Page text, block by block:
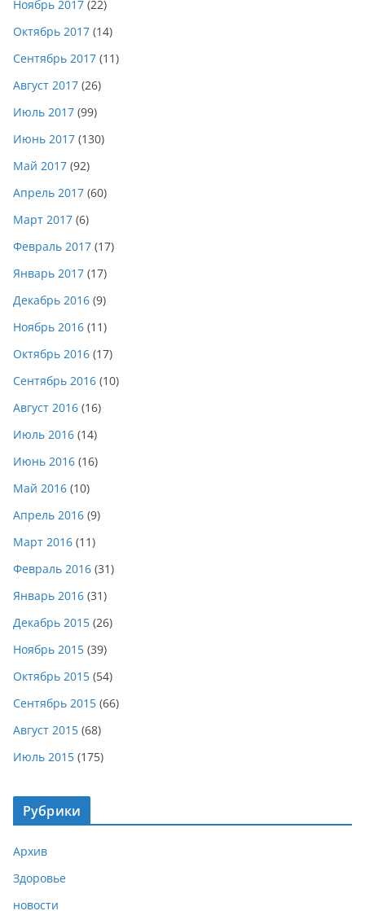
Ноябрь 2017 (22)
Октябрь 2017 (14)
Сентябрь 2017 (11)
Август 2017 (26)
Июль 2017 (99)
Июнь 2017 (130)
Май 2017 (92)
Апрель 2017 (60)
Март 2017 (6)
Февраль 2017 (17)
Январь 2017 (17)
Декабрь 2016 (9)
Ноябрь 2016 (11)
Октябрь 2016 (17)
Сентябрь 2016 (10)
Август 2016 (16)
Июль 2016 (14)
Июнь 2016 (16)
Май 2016 (10)
Апрель 2016 (9)
Март 2016 (11)
Февраль 2016 (31)
Январь 2016 (31)
Декабрь 2015 (26)
Ноябрь 2015 (39)
Октябрь 2015 (54)
Сентябрь 2015 (66)
Август 2015 (68)
Июль 2015 (175)
Рубрики
Архив
Здоровье
новости